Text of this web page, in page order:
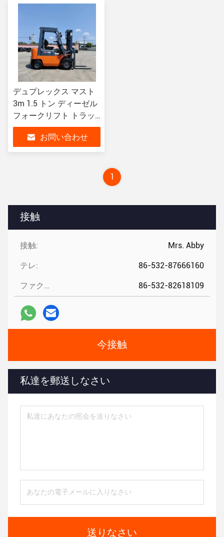
接触
接触: Mrs. Abby
テレ: 86-532-87666160
ファクシミリ: 86-532-82618109
今接触
私達を郵送しなさい
送りなさい
デュプレックス マスト
3m 1.5 トン ディーゼル
フォークリフト トラッ
ク XINCHAI 485 ディー
ゼルエンジンお問い合わせ
1